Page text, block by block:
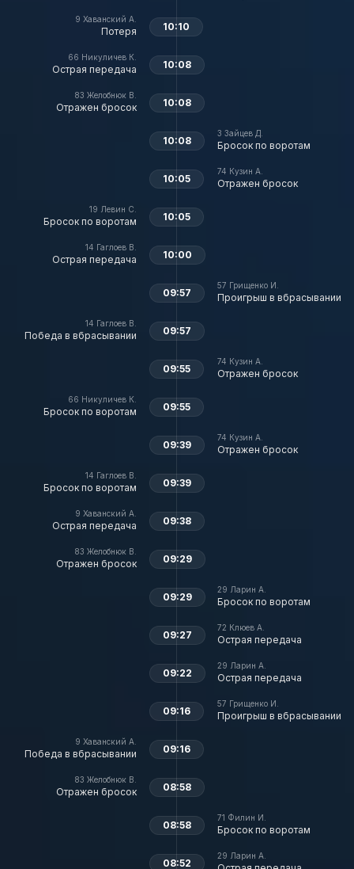
9 Хаванский А.
Потеря 10:10
66 Никуличев К.
Острая передача 10:08
83 Желобнюк В.
Отражен бросок 10:08
3 Зайцев Д.
Бросок по воротам
10:08
74 Кузин А.
Отражен бросок
10:05
19 Левин С.
Бросок по воротам 10:05
14 Гаглоев В.
Острая передача 10:00
57 Грищенко И.
Проигрыш в вбрасывании
09:57
14 Гаглоев В.
Победа в вбрасывании 09:57
74 Кузин А.
Отражен бросок
09:55
66 Никуличев К.
Бросок по воротам 09:55
74 Кузин А.
Отражен бросок
09:39
14 Гаглоев В.
Бросок по воротам 09:39
9 Хаванский А.
Острая передача 09:38
83 Желобнюк В.
Отражен бросок 09:29
29 Ларин А.
Бросок по воротам
09:29
72 Клюев А.
Острая передача
09:27
29 Ларин А.
Острая передача
09:22
57 Грищенко И.
Проигрыш в вбрасывании
09:16
9 Хаванский А.
Победа в вбрасывании 09:16
83 Желобнюк В.
Отражен бросок 08:58
71 Филин И.
Бросок по воротам
08:58
29 Ларин А.
08:52